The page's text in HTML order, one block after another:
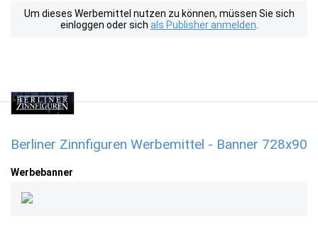
Um dieses Werbemittel nutzen zu können, müssen Sie sich
einloggen oder sich als Publisher anmelden
Berliner Zinnfiguren Werbemittel - Banner 728x90
Werbebanner